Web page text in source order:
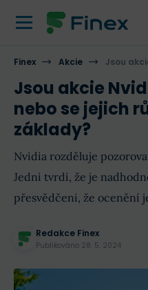
Finex Akcie Jsou akcie
Jsou akcie
nebo se jejich
základy?
Nvidia rozděluje
Jedni tvrdí, že je
přesvědčeni, že ocenění
Redakce Finex
Publikováno 28. 5. 2024